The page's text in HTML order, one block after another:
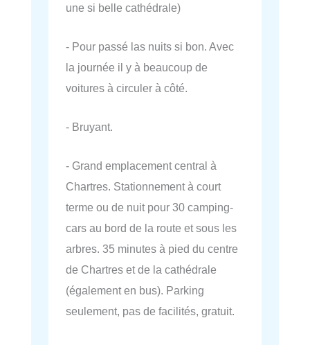
une si belle cathédrale)
- Pour passé las nuits si bon. Avec
la journée il y à beaucoup de
voitures à circuler à côté.
- Bruyant.
- Grand emplacement central à
Chartres. Stationnement à court
terme ou de nuit pour 30 camping-
cars au bord de la route et sous les
arbres. 35 minutes à pied du centre
de Chartres et de la cathédrale
(également en bus). Parking
seulement, pas de facilités, gratuit.